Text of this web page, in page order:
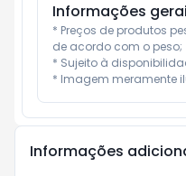
Informações
* Preços de produtos
de acordo com o peso;
* Sujeito à
* Imagem meramente
Informações